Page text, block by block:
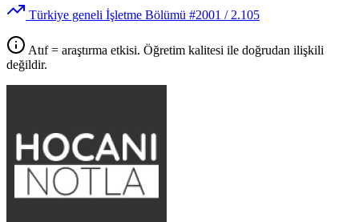
Türkiye geneli İşletme Bölümü #2001 / 2.105
Atıf = araştırma etkisi. Öğretim kalitesi ile doğrudan ilişkili
değildir.